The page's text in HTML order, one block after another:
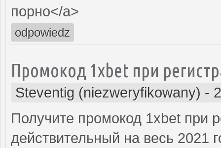
порно</a>
odpowiedz
Промокод 1xbet при
Steventig (niezweryfikowany) -
Получите промокод 1xbet при
действительный на весь 2021